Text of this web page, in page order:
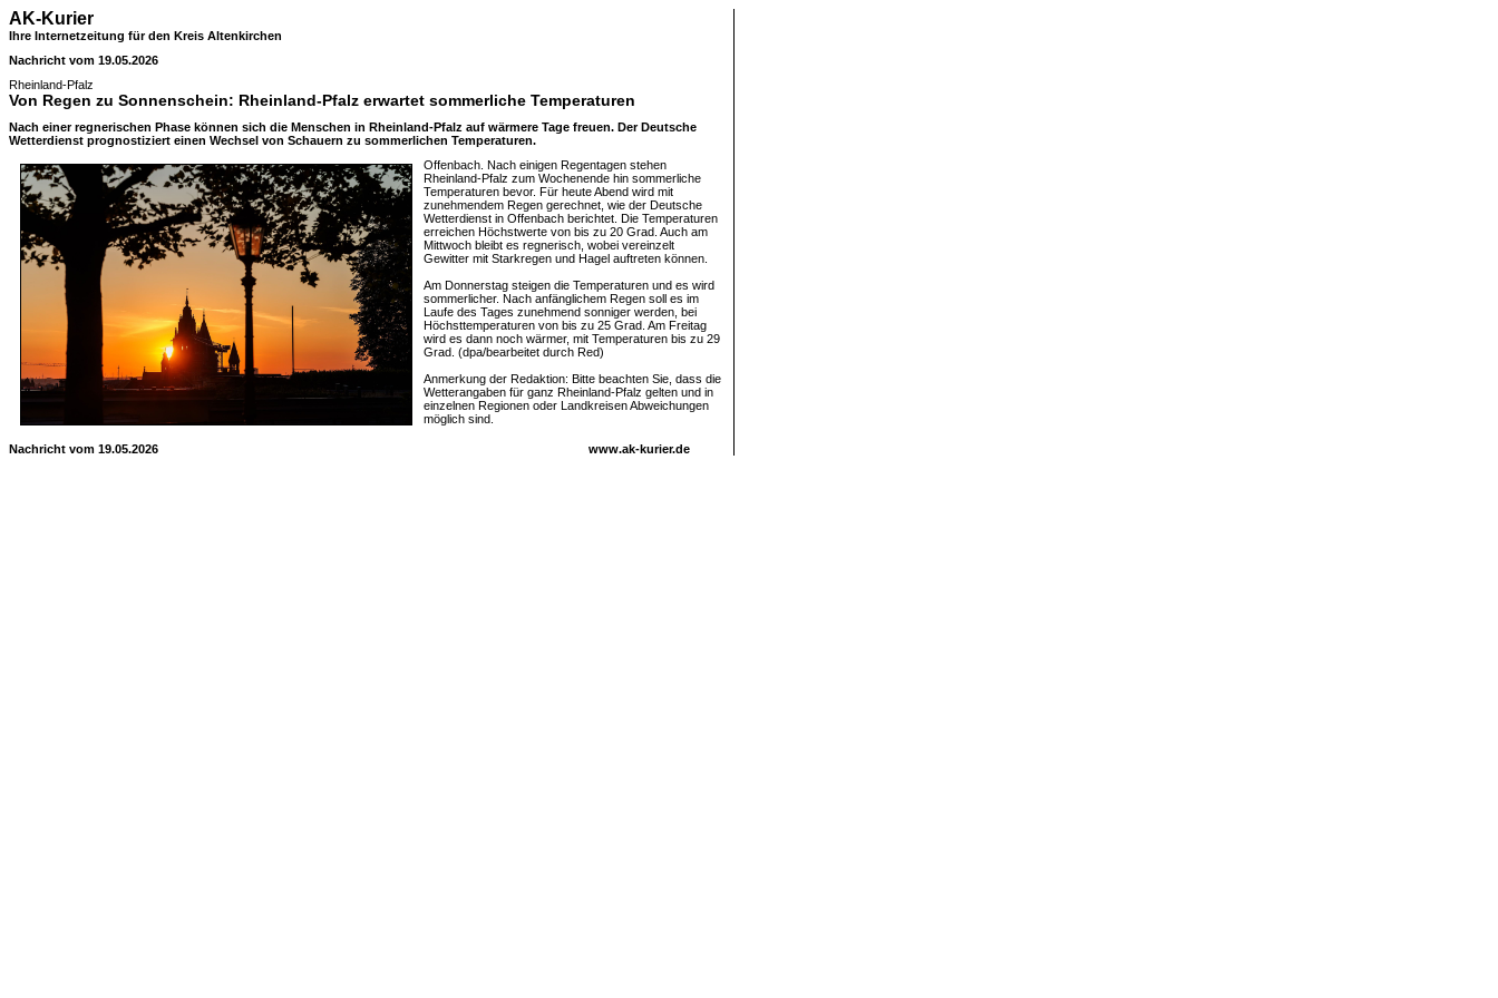
AK-Kurier
Ihre Internetzeitung für den Kreis Altenkirchen
Nachricht vom 19.05.2026
Rheinland-Pfalz
Von Regen zu Sonnenschein: Rheinland-Pfalz erwartet sommerliche Temperaturen
Nach einer regnerischen Phase können sich die Menschen in Rheinland-Pfalz auf wärmere Tage freuen. Der Deutsche
Wetterdienst prognostiziert einen Wechsel von Schauern zu sommerlichen Temperaturen.
Offenbach. Nach einigen Regentagen stehen
Rheinland-Pfalz zum Wochenende hin sommerliche
Temperaturen bevor. Für heute Abend wird mit
zunehmendem Regen gerechnet, wie der Deutsche
Wetterdienst in Offenbach berichtet. Die Temperaturen
erreichen Höchstwerte von bis zu 20 Grad. Auch am
Mittwoch bleibt es regnerisch, wobei vereinzelt
Gewitter mit Starkregen und Hagel auftreten können.
Am Donnerstag steigen die Temperaturen und es wird
sommerlicher. Nach anfänglichem Regen soll es im
Laufe des Tages zunehmend sonniger werden, bei
Höchsttemperaturen von bis zu 25 Grad. Am Freitag
wird es dann noch wärmer, mit Temperaturen bis zu 29
Grad. (dpa/bearbeitet durch Red)
Anmerkung der Redaktion: Bitte beachten Sie, dass die
Wetterangaben für ganz Rheinland-Pfalz gelten und in
einzelnen Regionen oder Landkreisen Abweichungen
möglich sind.
Nachricht vom 19.05.2026 www.ak-kurier.de